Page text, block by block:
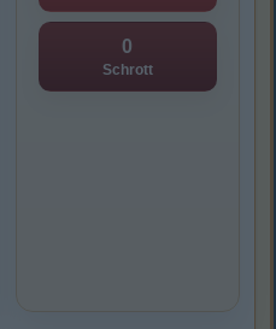
0
Schrott